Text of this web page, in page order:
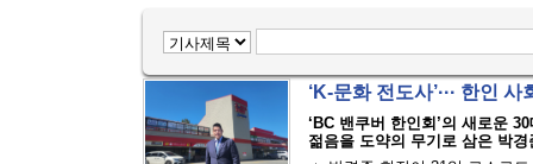
‘K-문화 전도사’··· 한인
‘BC 밴쿠버 한인회’의 새로운
젊음을 도약의 무기로 삼은 박경